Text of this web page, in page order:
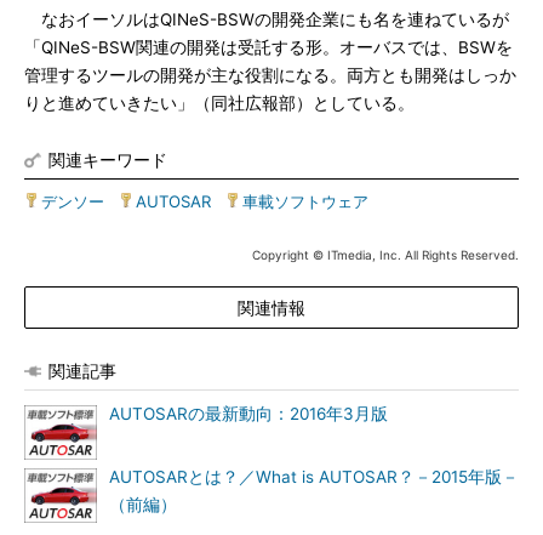
なおイーソルはQINeS-BSWの開発企業にも名を連ねているが
「QINeS-BSW関連の開発は受託する形。オーバスでは、BSWを
管理するツールの開発が主な役割になる。両方とも開発はしっか
りと進めていきたい」（同社広報部）としている。
関連キーワード
デンソー AUTOSAR 車載ソフトウェア
Copyright © ITmedia, Inc. All Rights Reserved.
関連情報
関連記事
AUTOSARの最新動向：2016年3月版
AUTOSARとは？／What is AUTOSAR？－2015年版－
（前編）